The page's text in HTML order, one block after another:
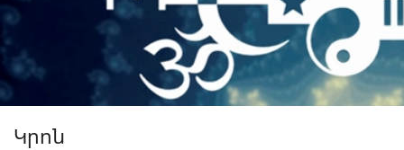
Կրոն